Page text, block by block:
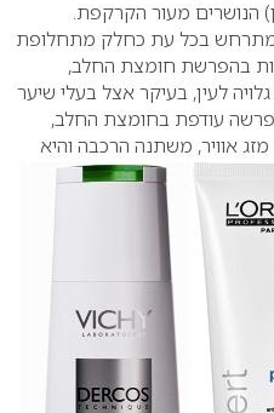
הנושרים מעור הקרקפת.
בכל עת כחלק מתחלופת
בהפרשת חומצת החלב,
לעין, בעיקר אצל בעלי שיער
עודפת בחומצת החלב,
מזג אוויר, משתנה הרכבה והיא